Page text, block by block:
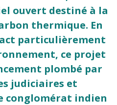
ouvert destiné à la
thermique. En
particulièrement
ce projet
plombé par
judiciaires et
conglomérat indien